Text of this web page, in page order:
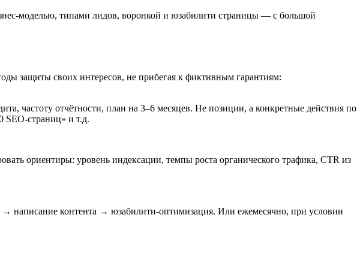
моделью, типами лидов, воронкой и юзабилити страницы — с большой
защиты своих интересов, не прибегая к фиктивным гарантиям:
частоту отчётности, план на 3–6 месяцев. Не позиции, а конкретные действия по
SEO-страниц» и т.д.
ориентиры: уровень индексации, темпы роста органического трафика, CTR из
→ написание контента → юзабилити-оптимизация. Или ежемесячно, при условии